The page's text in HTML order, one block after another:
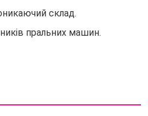
склад.
пральних машин.